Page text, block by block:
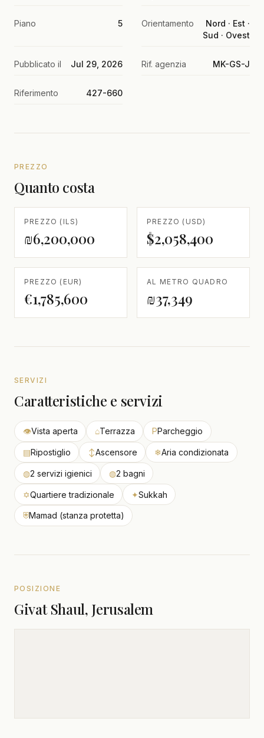
Piano 5 Orientamento
Nord · Est ·
Sud · Ovest
Pubblicato il Jul 29, 2026 Rif. agenzia MK-GS-J
Riferimento 427-660
PREZZO
Quanto costa
PREZZO (ILS)
₪6,200,000
PREZZO (USD)
$2,058,400
PREZZO (EUR)
€1,785,600
AL METRO QUADRO
₪37,349
SERVIZI
Caratteristiche e servizi
👁Vista aperta ⌂Terrazza PParcheggio
▤Ripostiglio ↕Ascensore ❄Aria condizionata
◍2 servizi igienici ◍2 bagni
✡Quartiere tradizionale ✦Sukkah
⛨Mamad (stanza protetta)
POSIZIONE
Givat Shaul, Jerusalem